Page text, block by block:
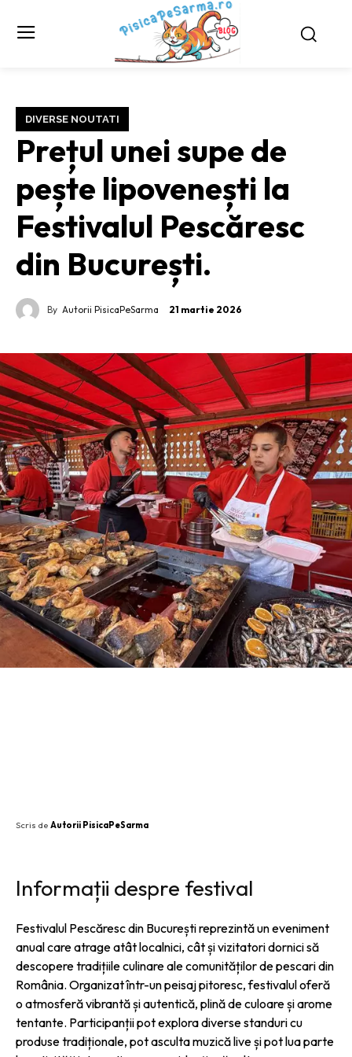
DIVERSE NOUTATI
Prețul unei supe de
pește lipovenești la
Festivalul Pescăresc
din București.
By Autorii PisicaPeSarma 21 martie 2026
Scris de Autorii PisicaPeSarma
Informații despre festival
Festivalul Pescăresc din București reprezintă un eveniment
anual care atrage atât localnici, cât și vizitatori dornici să
descopere tradițiile culinare ale comunităților de pescari din
România. Organizat într-un peisaj pitoresc, festivalul oferă
o atmosferă vibrantă și autentică, plină de culoare și arome
tentante. Participanții pot explora diverse standuri cu
produse tradiționale, pot asculta muzică live și pot lua parte